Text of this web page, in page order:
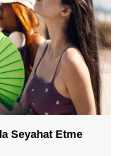
Seyahat Etme